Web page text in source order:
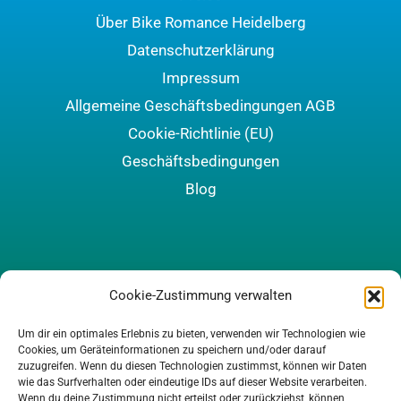
Cookie-Zustimmung verwalten
Um dir ein optimales Erlebnis zu bieten, verwenden wir Technologien wie
Cookies, um Geräteinformationen zu speichern und/oder darauf
zuzugreifen. Wenn du diesen Technologien zustimmst, können wir Daten
wie das Surfverhalten oder eindeutige IDs auf dieser Website verarbeiten.
Wenn du deine Zustimmung nicht erteilst oder zurückziehst, können
Über Bike Romance Heidelberg
Datenschutzerklärung
Impressum
Allgemeine Geschäftsbedingungen AGB
Cookie-Richtlinie (EU)
Geschäftsbedingungen
Blog